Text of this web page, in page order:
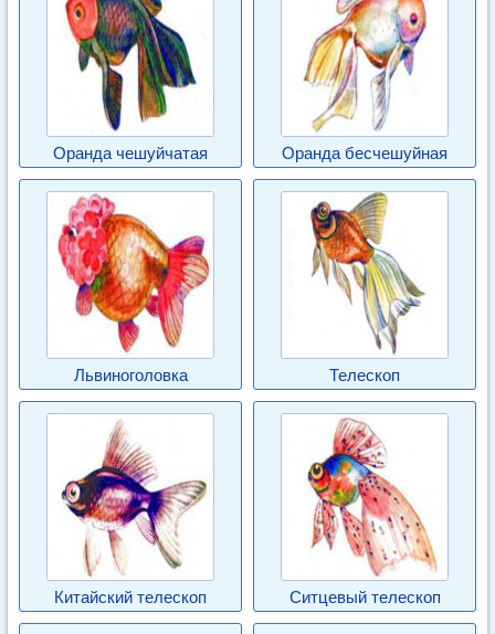
Оранда чешуйчатая Оранда бесчешуйная
Львиноголовка Телескоп
Китайский телескоп Ситцевый телескоп